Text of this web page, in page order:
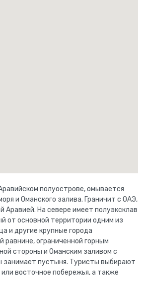
полуострове, омывается
и Оманского залива. Граничит с ОАЭ,
Аравией. На севере имеет полуэксклав
от основной территории одним из
и другие крупные города
равнине, ограниченной горным
стороны и Оманским заливом с
занимает пустыня. Туристы выбирают
восточное побережья, а также